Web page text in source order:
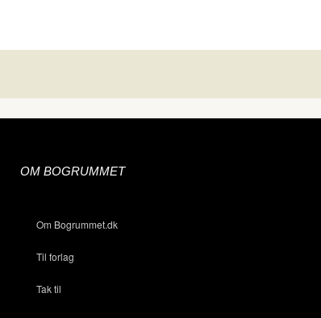
OM BOGRUMMET
Om Bogrummet.dk
Til forlag
Tak til